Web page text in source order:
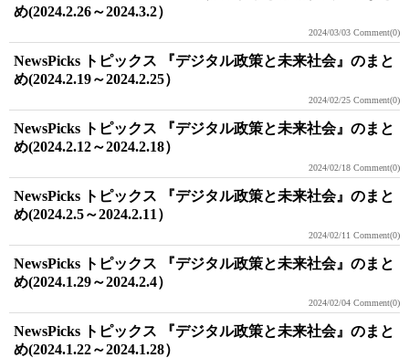
め(2024.2.26～2024.3.2）
2024/03/03 Comment(0)
NewsPicks トピックス 『デジタル政策と未来社会』のまと
め(2024.2.19～2024.2.25）
2024/02/25 Comment(0)
NewsPicks トピックス 『デジタル政策と未来社会』のまと
め(2024.2.12～2024.2.18）
2024/02/18 Comment(0)
NewsPicks トピックス 『デジタル政策と未来社会』のまと
め(2024.2.5～2024.2.11）
2024/02/11 Comment(0)
NewsPicks トピックス 『デジタル政策と未来社会』のまと
め(2024.1.29～2024.2.4）
2024/02/04 Comment(0)
NewsPicks トピックス 『デジタル政策と未来社会』のまと
め(2024.1.22～2024.1.28）